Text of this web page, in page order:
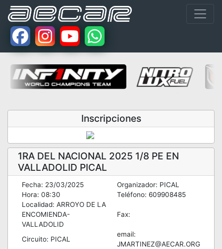
Inscripciones
1RA DEL NACIONAL 2025 1/8 PE EN
VALLADOLID PICAL
Fecha: 23/03/2025
Organizador: PICAL
Hora: 08:30
Teléfono: 609908485
Localidad: ARROYO DE LA
ENCOMIENDA-
VALLADOLID
Fax:
Circuito: PICAL
email:
JMARTINEZ@AECAR.ORG